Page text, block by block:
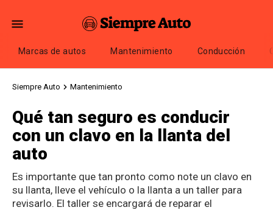
Marcas de autos Mantenimiento Conducción
Siempre Auto Mantenimiento
Qué tan seguro es conducir
con un clavo en la llanta del
auto
Es importante que tan pronto como note un clavo en
su llanta, lleve el vehículo o la llanta a un taller para
revisarlo. El taller se encargará de reparar el